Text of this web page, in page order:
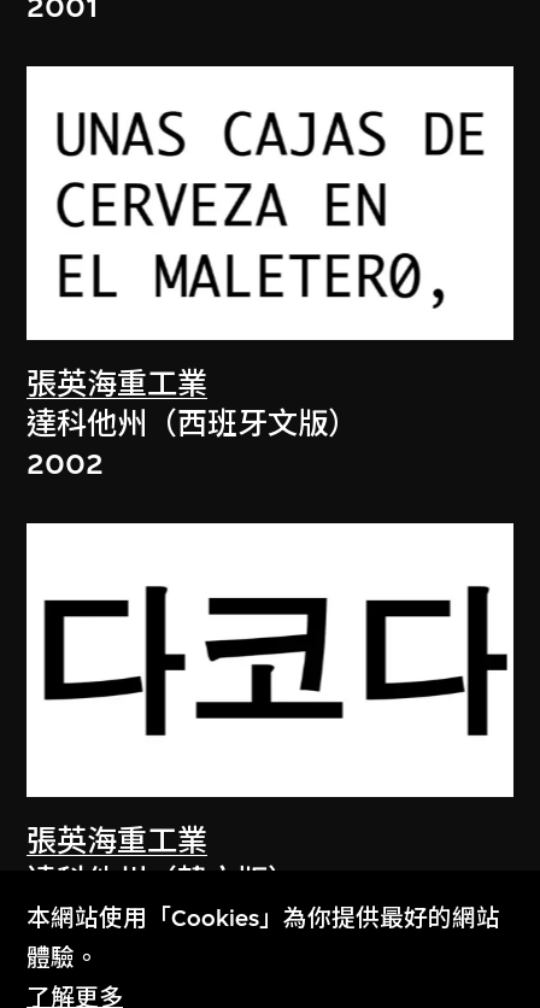
2001
張英海重工業
達科他州（西班牙文版）
2002
張英海重工業
達科他州（韓文版）
2003
本網站使用「Cookies」為你提供最好的網站
體驗。
了解更多